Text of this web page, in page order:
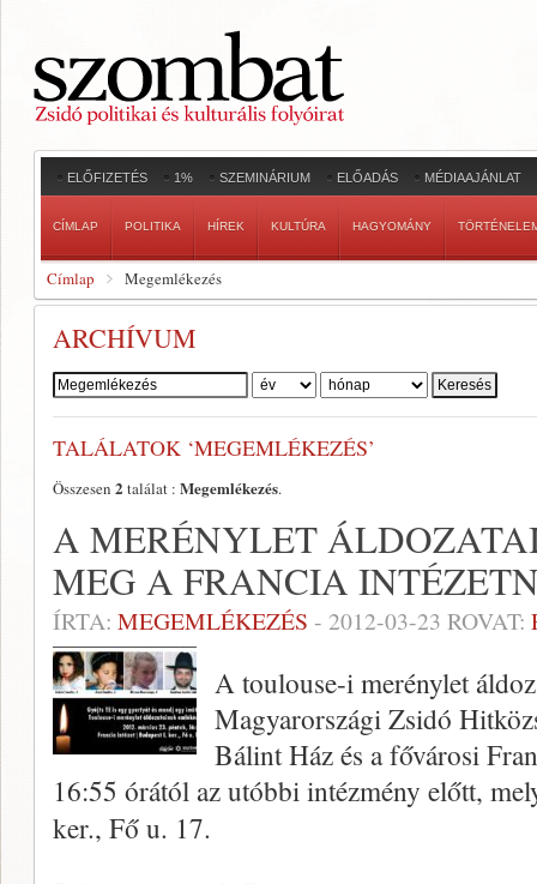
ELŐFIZETÉS 1% SZEMINÁRIUM ELŐADÁS MÉDIAAJÁNLAT
CÍMLAP POLITIKA HÍREK KULTÚRA HAGYOMÁNY
Címlap Megemlékezés
ARCHÍVUM
Szerző:
TALÁLATOK ‘MEGEMLÉKEZÉS’
Összesen 2 találat : Megemlékezés.
A MERÉNYLET
MEG A FRANCIA
ÍRTA: MEGEMLÉKEZÉS - 2012-03-23 ROVAT:
A toulouse-i merénylet
Magyarországi Zsidó
Bálint Ház és a fővárosi
16:55 órától az utóbbi intézmény előtt,
ker., Fő u. 17.